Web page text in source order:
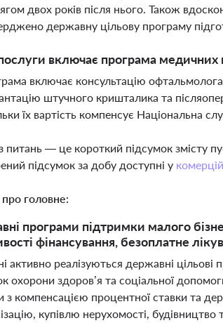
двох років після нього. Також
державну цільову програму
включає програма медичних
включає консультацію
штучного кришталика та
їх вартість компенсує Національна
питань — це короткий підсумок змісту
підсумок за добу доступні у
головне:
програми підтримки малого
фінансування, безоплатне
активно реалізуються державні
охорони здоров’я та соціальної
з компенсацією процентної ставки та
купівлю нерухомості,